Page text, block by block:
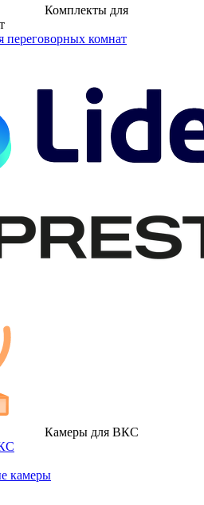
Комплекты для
переговорных комнат
Камеры для ВКС
камеры